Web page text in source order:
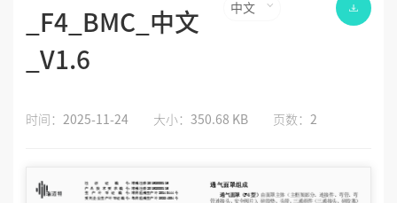
_F4_BMC_中文
_V1.6
中文
时间： 2025-11-24 大小： 350.68 KB 页数： 2